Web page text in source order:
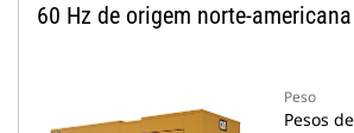
60 Hz de origem norte-americana
Peso
Pesos